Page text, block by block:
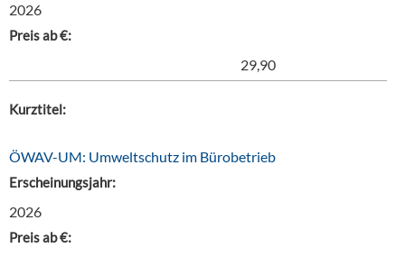
2026
Preis ab €:
29,90
Kurztitel:
ÖWAV-UM: Umweltschutz im Bürobetrieb
Erscheinungsjahr:
2026
Preis ab €: